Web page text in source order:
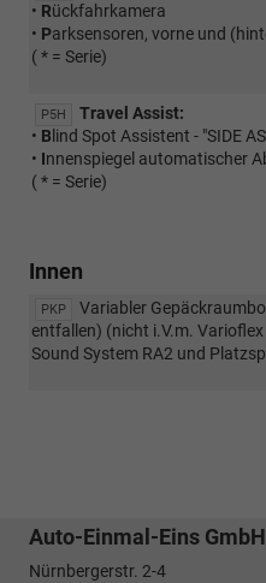
• Rückfahrkamera
• Parksensoren, vorne und
( * = Serie)
P5H
Travel Assist:
• B lind Spot Assistent - "SIDE
• Innenspiegel automatischer
( * = Serie)
Innen
PKP
Variabler
entfallen) (nicht i.V.m.
Sound System RA2 und
Auto-Einmal-Eins GmbH
Nürnbergerstr. 2-4